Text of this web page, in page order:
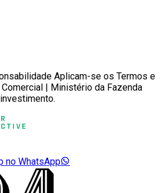
Aplicam-se os Termos e
| Ministério da Fazenda
no WhatsApp